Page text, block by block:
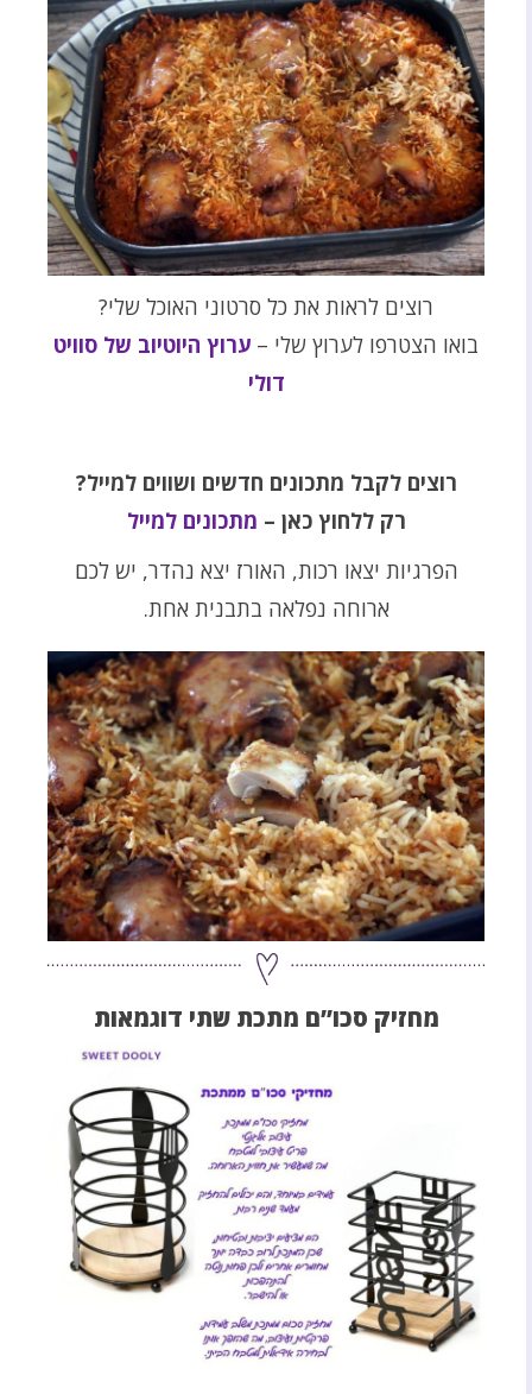
רוצים לראות את כל סרטוני האוכל שלי?
בואו הצטרפו לערוץ שלי – ערוץ היוטיוב של סוויט
דולי
רוצים לקבל מתכונים חדשים ושווים למייל?
רק ללחוץ כאן – מתכונים למייל
הפרגיות יצאו רכות, האורז יצא נהדר, יש לכם
ארוחה נפלאה בתבנית אחת.
מחזיק סכו”ם מתכת שתי דוגמאות